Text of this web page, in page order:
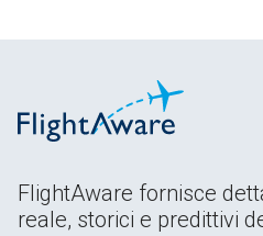
FlightAware fornisce
reale, storici e predittivi